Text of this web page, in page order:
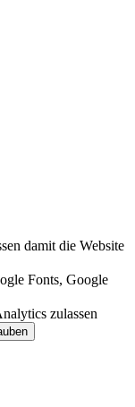
damit die Website
Fonts, Google
zulassen